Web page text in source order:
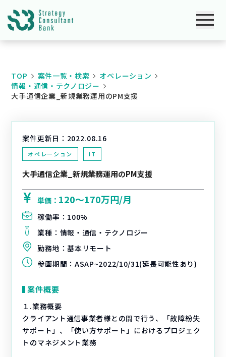
TOP 案件一覧・検索
オペレーション
情報・通信・テクノロジー
大手通信企業_新規業務運用のPM支援
案件更新日： 2022.08.16
オペレーション IT
大手通信企業_新規業務運用のPM支援
単価： 120〜170万円/月
稼働率： 100%
業種： 情報・通信・テクノロジー
勤務地：基本リモート
参画期間： ASAP~2022/10/31(延長可能性あり)
案件概要
１.業務概要
クライアント通信事業者様との間で行う、「故障紛失
サポート」、「使い方サポート」におけるプロジェク
トのマネジメント業務